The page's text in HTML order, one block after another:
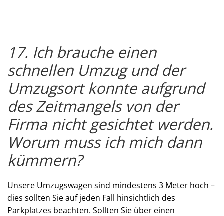
17. Ich brauche einen
schnellen Umzug und der
Umzugsort konnte aufgrund
des Zeitmangels von der
Firma nicht gesichtet werden.
Worum muss ich mich dann
kümmern?
Unsere Umzugswagen sind mindestens 3 Meter hoch –
dies sollten Sie auf jeden Fall hinsichtlich des
Parkplatzes beachten. Sollten Sie über einen